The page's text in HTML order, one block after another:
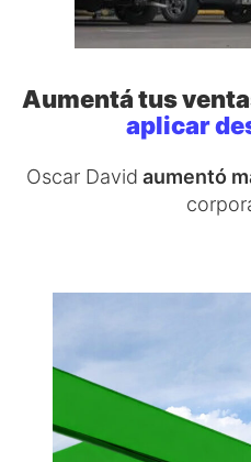
Aumentá tus
aplicar
Oscar David aumentó